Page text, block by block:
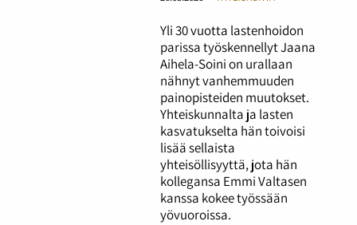
Yli 30 vuotta lastenhoidon
parissa työskennellyt Jaana
Aihela-Soini on urallaan
nähnyt vanhemmuuden
painopisteiden muutokset.
Yhteiskunnalta ja lasten
kasvatukselta hän toivoisi
lisää sellaista
yhteisöllisyyttä, jota hän
kollegansa Emmi Valtasen
kanssa kokee työssään
yövuoroissa.